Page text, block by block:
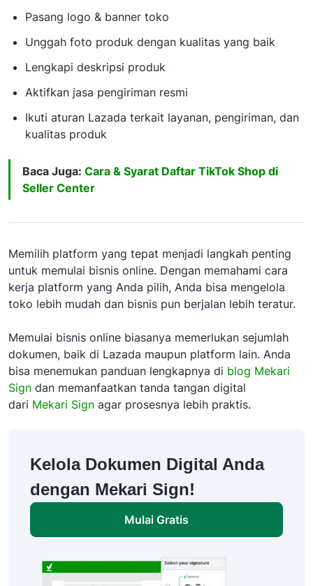
Pasang logo & banner toko
Unggah foto produk dengan kualitas yang baik
Lengkapi deskripsi produk
Aktifkan jasa pengiriman resmi
Ikuti aturan Lazada terkait layanan, pengiriman, dan
kualitas produk
Baca Juga: Cara & Syarat Daftar TikTok Shop di
Seller Center
Memilih platform yang tepat menjadi langkah penting
untuk memulai bisnis online. Dengan memahami cara
kerja platform yang Anda pilih, Anda bisa mengelola
toko lebih mudah dan bisnis pun berjalan lebih teratur.
Memulai bisnis online biasanya memerlukan sejumlah
dokumen, baik di Lazada maupun platform lain. Anda
bisa menemukan panduan lengkapnya di blog Mekari
Sign dan memanfaatkan tanda tangan digital
dari Mekari Sign agar prosesnya lebih praktis.
Kelola Dokumen Digital Anda
dengan Mekari Sign!
Mulai Gratis